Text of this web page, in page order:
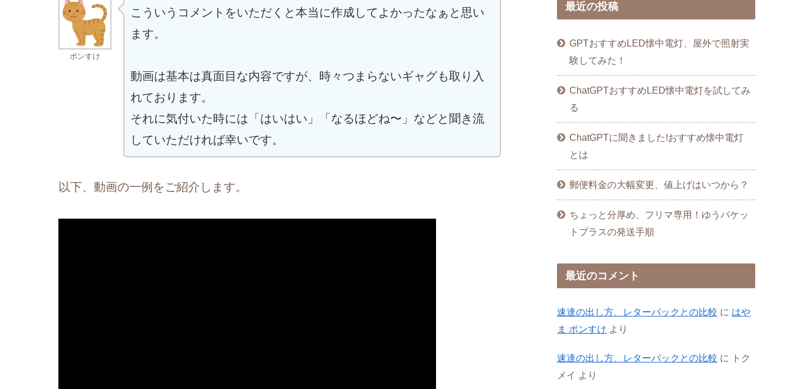
ポンすけ
こういうコメントをいただくと本当に作成してよかったなぁと思い
ます。
動画は基本は真面目な内容ですが、時々つまらないギャグも取り入
れております。
それに気付いた時には「はいはい」「なるほどね〜」などと聞き流
していただければ幸いです。
以下、動画の一例をご紹介します。
最近の投稿
GPTおすすめLED懐中電灯、屋外で照射実
験してみた！
ChatGPTおすすめLED懐中電灯を試してみ
る
ChatGPTに聞きました!おすすめ懐中電灯
とは
郵便料金の大幅変更、値上げはいつから？
ちょっと分厚め、フリマ専用！ゆうパケッ
トプラスの発送手順
最近のコメント
速達の出し方、レターパックとの比較 に はや
ま ポンすけ より
速達の出し方、レターパックとの比較 に
トク
メイ より